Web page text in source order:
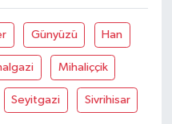
Günyüzü Han
Mihaliççik
Seyitgazi Sivrihisar